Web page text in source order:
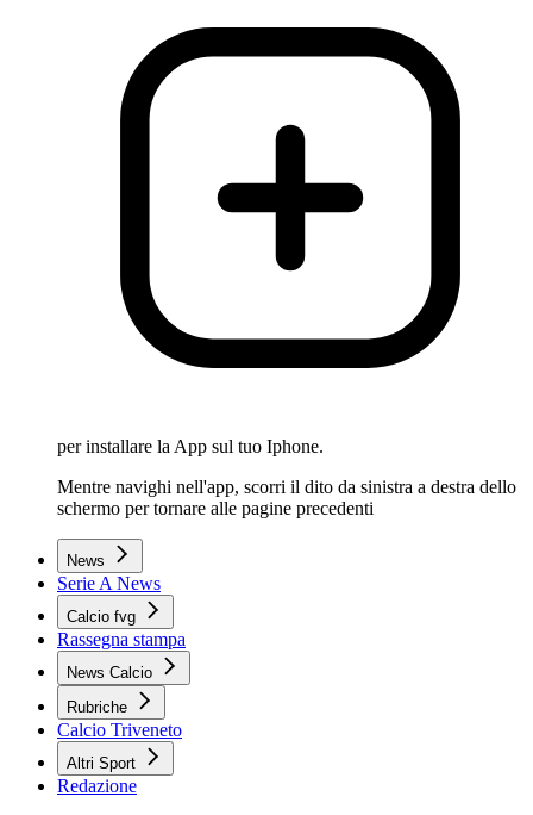
per installare la App sul tuo Iphone.
Mentre navighi nell'app, scorri il dito da sinistra a destra dello
schermo per tornare alle pagine precedenti
News
Serie A News
Calcio fvg
Rassegna stampa
News Calcio
Rubriche
Calcio Triveneto
Altri Sport
Redazione